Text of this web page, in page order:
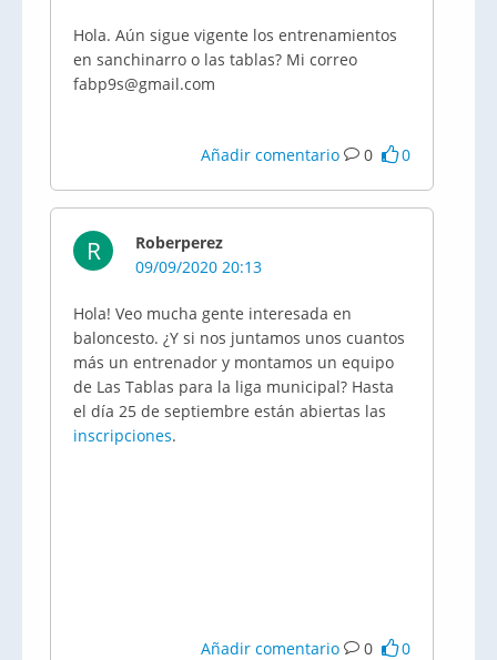
Hola. Aún sigue vigente los entrenamientos
en sanchinarro o las tablas? Mi correo
fabp9s@gmail.com
Añadir comentario 0 0
R
Roberperez
09/09/2020 20:13
Hola! Veo mucha gente interesada en
baloncesto. ¿Y si nos juntamos unos cuantos
más un entrenador y montamos un equipo
de Las Tablas para la liga municipal? Hasta
el día 25 de septiembre están abiertas las
inscripciones.
Añadir comentario 0 0